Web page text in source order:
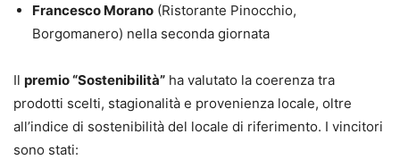
Francesco Morano (Ristorante Pinocchio,
Borgomanero) nella seconda giornata
Il premio “Sostenibilità” ha valutato la coerenza tra
prodotti scelti, stagionalità e provenienza locale, oltre
all’indice di sostenibilità del locale di riferimento. I vincitori
sono stati: